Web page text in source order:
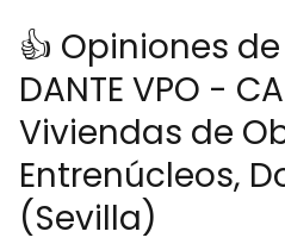
👍 Opiniones
DANTE VPO -
Viviendas de
Entrenúcleos,
(Sevilla)